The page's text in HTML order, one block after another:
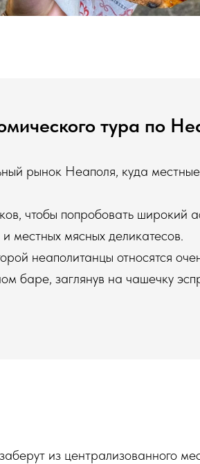
тура по
рынок Неаполя, куда местные
чтобы попробовать широкий
местных мясных деликатесов.
неаполитанцы относятся
баре, заглянув на чашечку
из централизованного